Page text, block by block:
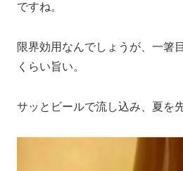
ですね。
限界効用なんでしょうが、一箸
くらい旨い。
サッとビールで流し込み、夏を